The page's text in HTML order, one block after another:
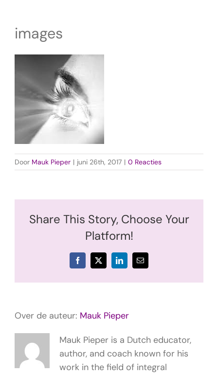
images
Door Mauk Pieper | juni 26th, 2017 | 0 Reacties
Share This Story, Choose Your
Platform!
Facebook
X LinkedIn
E-
mail
Over de auteur: Mauk Pieper
Mauk Pieper is a Dutch educator,
author, and coach known for his
work in the field of integral